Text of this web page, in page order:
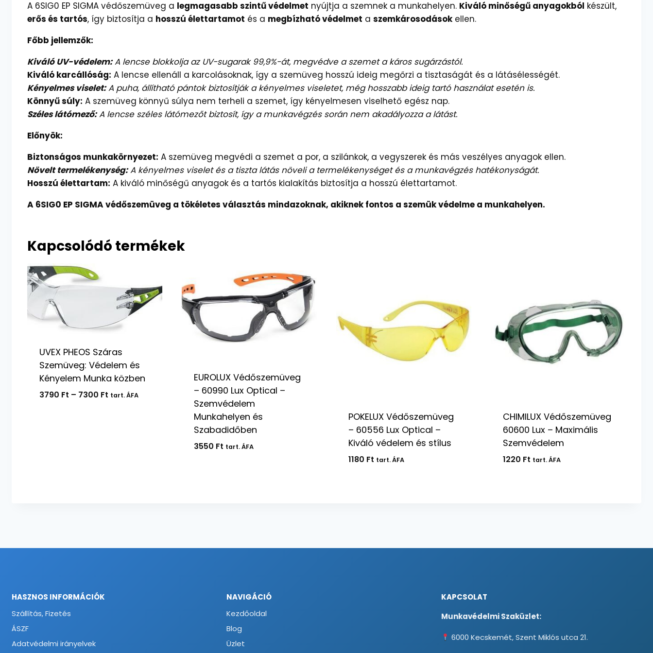
A 6SIG0 EP SIGMA védőszemüveg a legmagasabb szintű védelmet nyújtja a szemnek a munkahelyen. Kiváló minőségű anyagokból készült,
erős és tartós, így biztosítja a hosszú élettartamot és a megbízható védelmet a szemkárosodásokellen.
Főbb jellemzők:
Kiváló UV-védelem:A lencse blokkolja az UV-sugarak 99,9%-át, megvédve a szemet a káros sugárzástól.
Kiváló karcállóság: A lencse ellenáll a karcolásoknak, így a szemüveg hosszú ideig megőrzi a tisztaságát és a látásélességét.
Kényelmes viselet:A puha, állítható pántok biztosítják a kényelmes viseletet, még hosszabb ideig tartó használat esetén is.
Könnyű súly: A szemüveg könnyű súlya nem terheli a szemet, így kényelmesen viselhető egész nap.
Széles látómező:A lencse széles látómezőt biztosít, így a munkavégzés során nem akadályozza a látást.
Előnyök:
Biztonságos munkakörnyezet: A szemüveg megvédi a szemet a por, a szilánkok, a vegyszerek és más veszélyes anyagok ellen.
Növelt termelékenység:A kényelmes viselet és a tiszta látás növeli a termelékenységet és a munkavégzés hatékonyságát.
Hosszú élettartam: A kiváló minőségű anyagok és a tartós kialakítás biztosítja a hosszú élettartamot.
A 6SIG0 EP SIGMA védőszemüveg a tökéletes választás mindazoknak, akiknek fontos a szemük védelme a munkahelyen.
Kapcsolódó termékek
UVEX PHEOS Száras
Szemüveg: Védelem és
Kényelem Munka közben
3790 Ft – 7300 FtÁrtartomány:
tart. ÁFA
EUROLUX Védőszemüveg
– 60990 Lux Optical –
Szemvédelem
Munkahelyen és
Szabadidőben
3550 Ft tart. ÁFA
POKELUX Védőszemüveg
– 60556 Lux Optical –
Kiváló védelem és stílus
1180 Ft tart. ÁFA
CHIMILUX Védőszemüveg
60600 Lux – Maximális
Szemvédelem
1220 Ft tart. ÁFA
HASZNOS INFORMÁCIÓK
Szállítás, Fizetés
ÁSZF
Adatvédelmi irányelvek
NAVIGÁCIÓ
Kezdőoldal
Blog
Üzlet
KAPCSOLAT
Munkavédelmi Szaküzlet:
6000 Kecskemét, Szent Miklós utca 21.